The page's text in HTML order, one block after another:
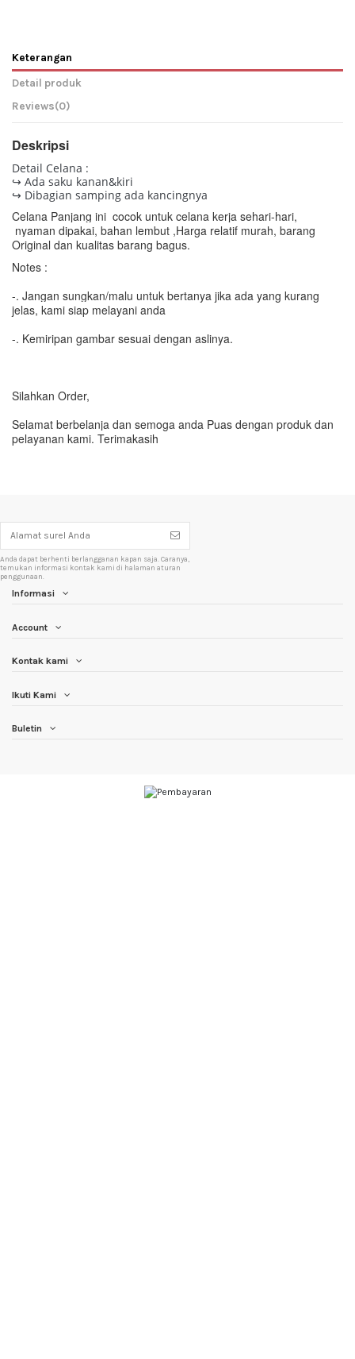
Keterangan
Detail produk
Reviews(0)
Deskripsi
Detail Celana :
↪ Ada saku kanan&kiri
↪ Dibagian samping ada kancingnya
Celana Panjang ini cocok untuk celana kerja sehari-hari,
nyaman dipakai, bahan lembut ,Harga relatif murah, barang
Original dan kualitas barang bagus.
Notes :
-. Jangan sungkan/malu untuk bertanya jika ada yang kurang
jelas, kami siap melayani anda
-. Kemiripan gambar sesuai dengan aslinya.
Silahkan Order,
Selamat berbelanja dan semoga anda Puas dengan produk dan
pelayanan kami. Terimakasih
Anda dapat berhenti berlangganan kapan saja. Caranya,
temukan informasi kontak kami di halaman aturan
penggunaan.
Informasi
Account
Kontak kami
Ikuti Kami
Buletin